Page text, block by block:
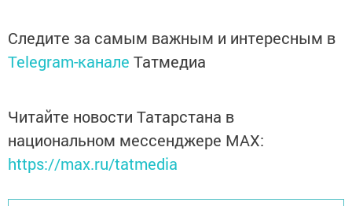
Следите за самым важным и интересным в
Telegram-канале Татмедиа
Читайте новости Татарстана в
национальном мессенджере MАХ:
https://max.ru/tatmedia